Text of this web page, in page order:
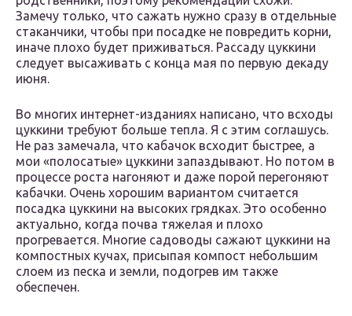
Замечу только, что сажать нужно сразу в отдельные
стаканчики, чтобы при посадке не повредить корни,
иначе плохо будет приживаться. Рассаду цуккини
следует высаживать с конца мая по первую декаду
июня.
Во многих интернет-изданиях написано, что всходы
цуккини требуют больше тепла. Я с этим соглашусь.
Не раз замечала, что кабачок всходит быстрее, а
мои «полосатые» цуккини запаздывают. Но потом в
процессе роста нагоняют и даже порой перегоняют
кабачки. Очень хорошим вариантом считается
посадка цуккини на высоких грядках. Это особенно
актуально, когда почва тяжелая и плохо
прогревается. Многие садоводы сажают цуккини на
компостных кучах, присыпая компост небольшим
слоем из песка и земли, подогрев им также
обеспечен.